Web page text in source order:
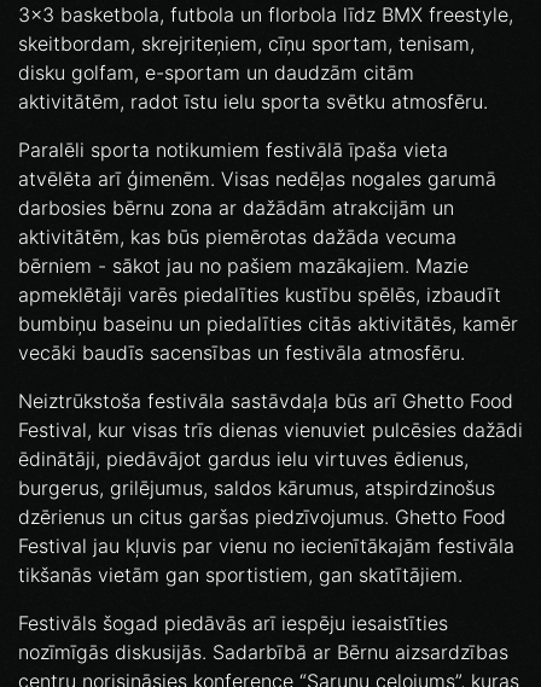
3x3 basketbola, futbola un florbola līdz BMX freestyle,
skeitbordam, skrejriteņiem, cīņu sportam, tenisam,
disku golfam, e-sportam un daudzām citām
aktivitātēm, radot īstu ielu sporta svētku atmosfēru.
Paralēli sporta notikumiem festivālā īpaša vieta
atvēlēta arī ģimenēm. Visas nedēļas nogales garumā
darbosies bērnu zona ar dažādām atrakcijām un
aktivitātēm, kas būs piemērotas dažāda vecuma
bērniem - sākot jau no pašiem mazākajiem. Mazie
apmeklētāji varēs piedalīties kustību spēlēs, izbaudīt
bumbiņu baseinu un piedalīties citās aktivitātēs, kamēr
vecāki baudīs sacensības un festivāla atmosfēru.
Neiztrūkstoša festivāla sastāvdaļa būs arī Ghetto Food
Festival, kur visas trīs dienas vienuviet pulcēsies dažādi
ēdinātāji, piedāvājot gardus ielu virtuves ēdienus,
burgerus, grilējumus, saldos kārumus, atspirdzinošus
dzērienus un citus garšas piedzīvojumus. Ghetto Food
Festival jau kļuvis par vienu no iecienītākajām festivāla
tikšanās vietām gan sportistiem, gan skatītājiem.
Festivāls šogad piedāvās arī iespēju iesaistīties
nozīmīgās diskusijās. Sadarbībā ar Bērnu aizsardzības
centru norisināsies konference “Sarunu ceļojums”, kuras